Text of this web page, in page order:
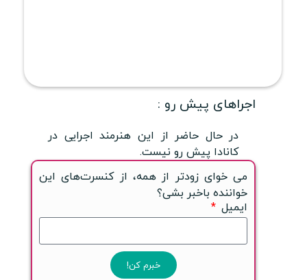
اجراهای پیش رو :
در حال حاضر از این هنرمند اجرایی در
کانادا پیش رو نیست.
می خوای زودتر از همه، از کنسرت‌های این
خواننده باخبر بشی؟
ایمیل
خبرم کن!